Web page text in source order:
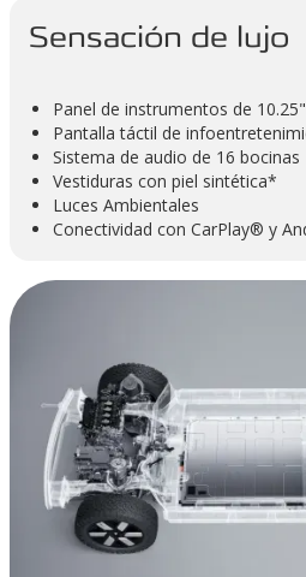
Sensación de lujo
Panel de instrumentos de 10.25"
Pantalla táctil de
Sistema de audio de 16 bocinas
Vestiduras con piel sintética*
Luces Ambientales
Conectividad con CarPlay® y